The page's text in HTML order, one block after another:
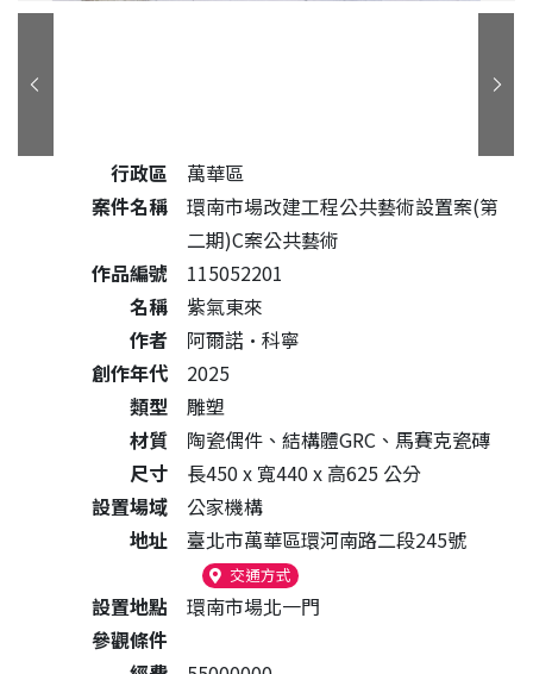
公共藝術作品詳細資料
行政區
萬華區
案件名稱
環南市場改建工程公共藝術設置案(第
二期)C案公共藝術
作品編號
115052201
名稱
紫氣東來
作者
阿爾諾·科寧
創作年代
2025
類型
雕塑
材質
陶瓷偶件、結構體GRC、馬賽克瓷磚
尺寸
長450 x 寬440 x 高625 公分
設置場域
公家機構
地址
臺北市萬華區環河南路二段245號
交通方式（另開新視窗）
設置地點
環南市場北一門
參觀條件